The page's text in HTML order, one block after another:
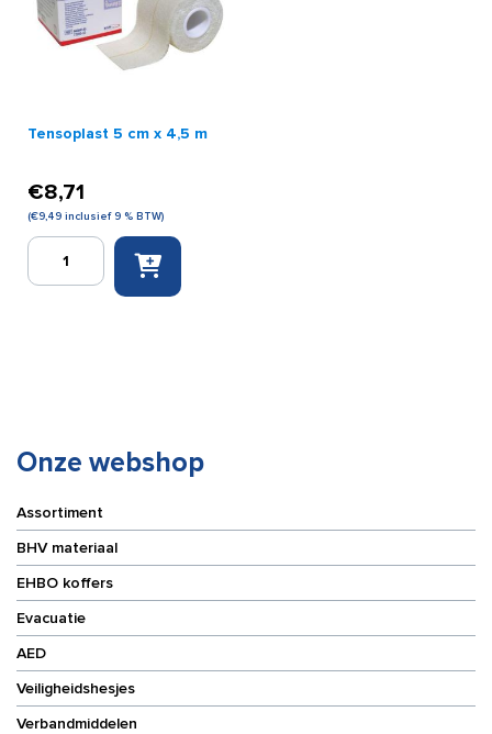
Tensoplast 5 cm x 4,5 m
€8,71
(€9,49 inclusief 9 % BTW)
Tensoplast
Onze webshop
Assortiment
BHV materiaal
EHBO koffers
Evacuatie
AED
Veiligheidshesjes
Verbandmiddelen